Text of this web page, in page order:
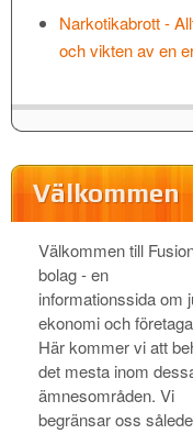
Narkotikabrott -
och vikten av en
Välkommen
Välkommen till
bolag - en
informationssida om
ekonomi och
Här kommer vi att
det mesta inom
ämnesområden. Vi
begränsar oss